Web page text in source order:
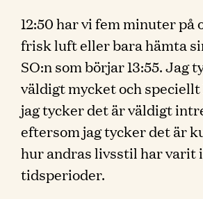
12:50 har vi fem minuter på
frisk luft eller bara hämta
SO:n som börjar 13:55. Jag
väldigt mycket och
jag tycker det är väldigt
eftersom jag tycker det är
hur andras livsstil har varit
tidsperioder.